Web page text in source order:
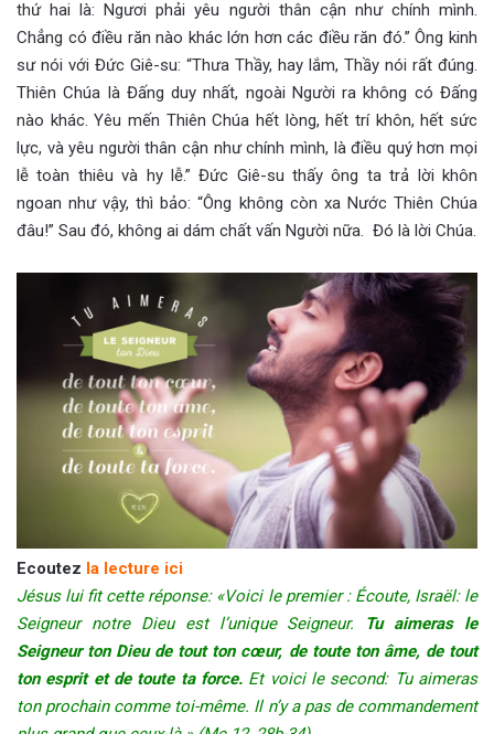
thứ hai là: Ngươi phải yêu người thân cận như chính mình.
Chẳng có điều răn nào khác lớn hơn các điều răn đó.” Ông kinh
sư nói với Đức Giê-su: “Thưa Thầy, hay lắm, Thầy nói rất đúng.
Thiên Chúa là Đấng duy nhất, ngoài Người ra không có Đấng
nào khác. Yêu mến Thiên Chúa hết lòng, hết trí khôn, hết sức
lực, và yêu người thân cận như chính mình, là điều quý hơn mọi
lễ toàn thiêu và hy lễ.” Đức Giê-su thấy ông ta trả lời khôn
ngoan như vậy, thì bảo: “Ông không còn xa Nước Thiên Chúa
đâu!” Sau đó, không ai dám chất vấn Người nữa. Đó là lời Chúa.
Ecoutez la lecture ici
Jésus lui fit cette réponse: «Voici le premier : Écoute, Israël: le
Seigneur notre Dieu est l’unique Seigneur. Tu aimeras le
Seigneur ton Dieu de tout ton cœur, de toute ton âme, de tout
ton esprit et de toute ta force. Et voici le second: Tu aimeras
ton prochain comme toi-même. Il n’y a pas de commandement